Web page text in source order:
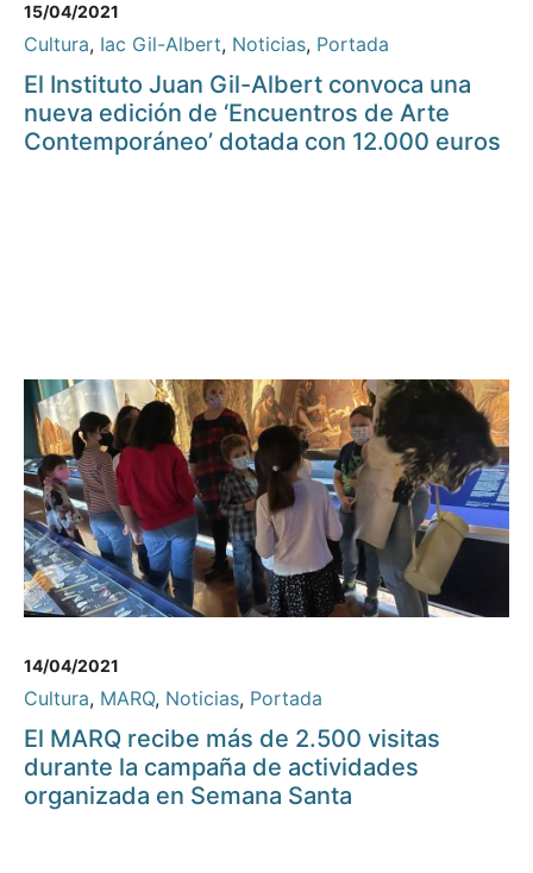
15/04/2021
Cultura, Iac Gil-Albert, Noticias, Portada
El Instituto Juan Gil-Albert convoca una
nueva edición de ‘Encuentros de Arte
Contemporáneo’ dotada con 12.000 euros
14/04/2021
Cultura, MARQ, Noticias, Portada
El MARQ recibe más de 2.500 visitas
durante la campaña de actividades
organizada en Semana Santa